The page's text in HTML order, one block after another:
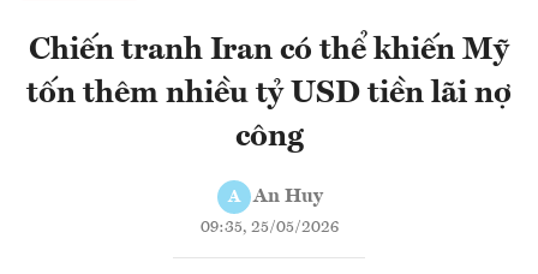
Chiến tranh Iran có thể khiến Mỹ
tốn thêm nhiều tỷ USD tiền lãi nợ
công
A An Huy
09:35, 25/05/2026